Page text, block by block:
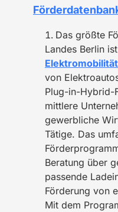
Das größte
Landes Berlin ist
von
Plug-in-Hybrid-
mittlere
gewerbliche
Tätige. Das
Beratung über
passende
Förderung von
Mit dem